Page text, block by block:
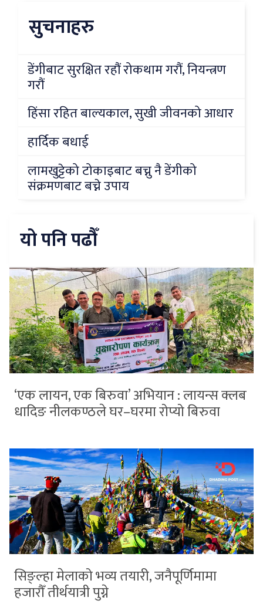
सुचनाहरु
डेंगीबाट सुरक्षित रहौं रोकथाम गरौं, नियन्त्रण
गरौं
हिंसा रहित बाल्यकाल, सुखी जीवनको आधार
हार्दिक बधाई
लामखुट्टेको टोकाइबाट बच्नु नै डेंगीको
संक्रमणबाट बच्ने उपाय
यो पनि पढौँ
‘एक लायन, एक बिरुवा’ अभियान : लायन्स क्लब
धादिङ नीलकण्ठले घर–घरमा रोप्यो बिरुवा
सिङ्ल्हा मेलाको भव्य तयारी, जनैपूर्णिमामा
हजारौँ तीर्थयात्री पुग्ने